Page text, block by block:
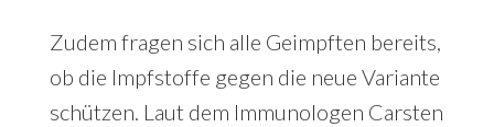
Zudem fragen sich alle Geimpften bereits,
ob die Impfstoffe gegen die neue Variante
schützen. Laut dem Immunologen Carsten